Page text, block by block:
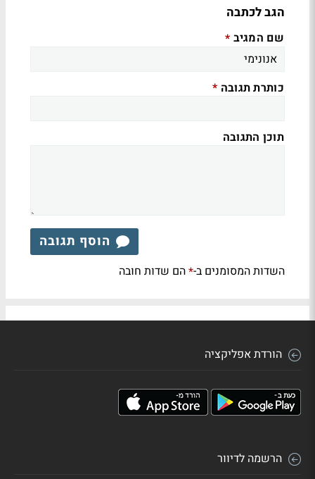
הגב לכתבה
שם המגיב *
כותרת תגובה *
תוכן התגובה
הוסף תגובה
השדות המסומנים ב-*הם שדות חובה
הורדת אפליקציה
הרשמה לדיוור